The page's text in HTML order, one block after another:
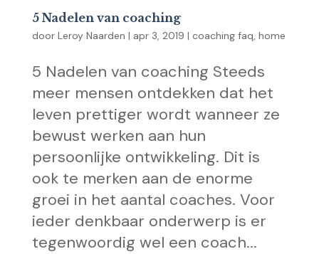
5 Nadelen van coaching
door Leroy Naarden | apr 3, 2019 | coaching faq, home
5 Nadelen van coaching Steeds
meer mensen ontdekken dat het
leven prettiger wordt wanneer ze
bewust werken aan hun
persoonlijke ontwikkeling. Dit is
ook te merken aan de enorme
groei in het aantal coaches. Voor
ieder denkbaar onderwerp is er
tegenwoordig wel een coach...